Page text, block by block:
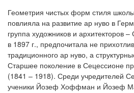
Геометрия чистых форм стиля
повлияла на развитие ар нуво в
группа художников и архитекторов
в 1897 г., предпочитала не
традиционного ар нуво, а
Старшее поколение в Сецессионе
(1841 – 1918). Среди учредителей
ученики Йозеф Хоффман и Йозеф